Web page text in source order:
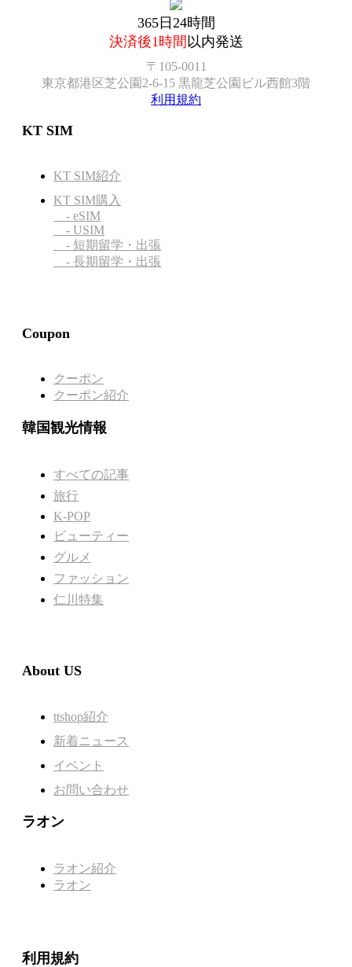
365日24時間
決済後1時間以内発送
〒105-0011
東京都港区芝公園2-6-15 黒龍芝公園ビル西館3階
利用規約
KT SIM
KT SIM紹介
KT SIM購入
- eSIM
- USIM
- 短期留学・出張
- 長期留学・出張
Coupon
クーポン
クーポン紹介
韓国観光情報
すべての記事
旅行
K-POP
ビューティー
グルメ
ファッション
仁川特集
About US
ttshop紹介
新着ニュース
イベント
お問い合わせ
ラオン
ラオン紹介
ラオン
利用規約